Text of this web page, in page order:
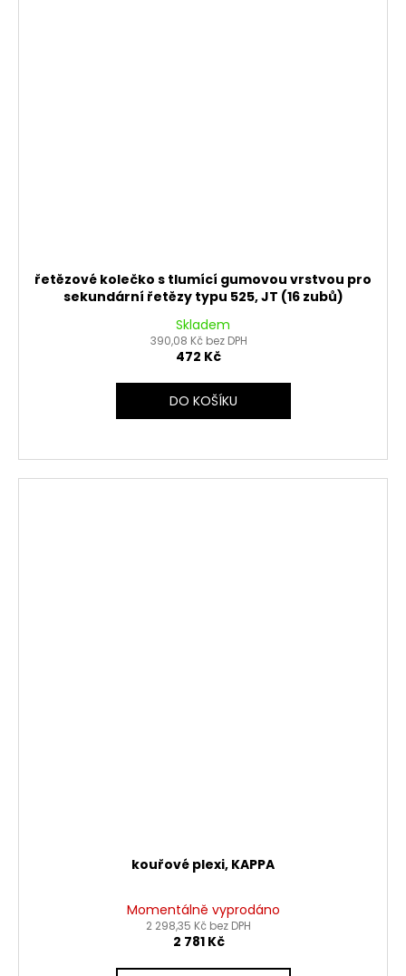
řetězové kolečko s tlumící gumovou vrstvou pro
sekundární řetězy typu 525, JT (16 zubů)
Skladem
390,08 Kč bez DPH
472 Kč
DO KOŠÍKU
kouřové plexi, KAPPA
Momentálně vyprodáno
2 298,35 Kč bez DPH
2 781 Kč